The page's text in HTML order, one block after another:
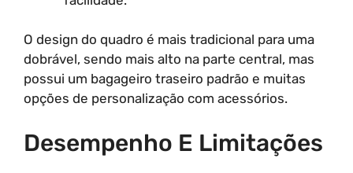
O design do quadro é mais tradicional para uma
dobrável, sendo mais alto na parte central, mas
possui um bagageiro traseiro padrão e muitas
opções de personalização com acessórios.
Desempenho E Limitações